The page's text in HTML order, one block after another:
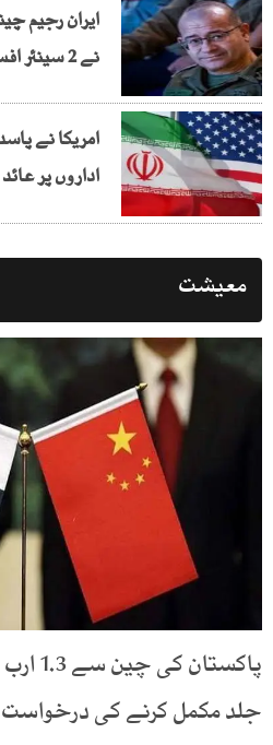
ایران رجیم
نے 2 سینئر افسران کو عہدوں سے ہٹا دیا
امریکا نے
اداروں پر
معیشت
جلد مکمل کرنے کی درخواست